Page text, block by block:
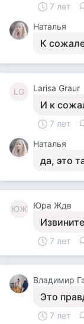
7 лет
Наталья
К
LG Larisa Graur
И к
7 лет
Наталья
да, это
ЮЖ Юра Ждв
7 лет
Владимир
Это
7 лет